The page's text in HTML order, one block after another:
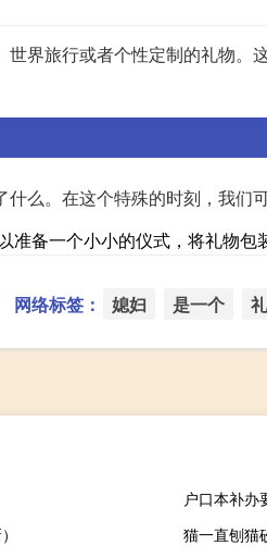
界旅行或者个性定制的礼物。
么。在这个特殊的时刻，我们
准备一个小小的仪式，将礼物
网络标签： 媳妇 是一个
户口本补办
猫一直刨猫